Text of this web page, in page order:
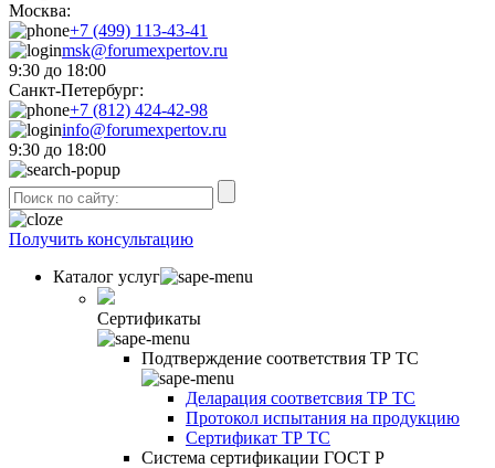
Москва:
+7 (499) 113-43-41
msk@forumexpertov.ru
9:30 до 18:00
Санкт-Петербург:
+7 (812) 424-42-98
info@forumexpertov.ru
9:30 до 18:00
Получить консультацию
Каталог услуг
Сертификаты
Подтверждение соответствия ТР ТС
Деларация соответсвия ТР ТС
Протокол испытания на продукцию
Сертификат ТР ТС
Система сертификации ГОСТ Р